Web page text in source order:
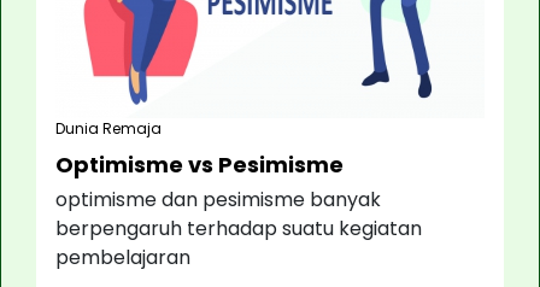
Dunia Remaja
Optimisme vs Pesimisme
optimisme dan pesimisme banyak
berpengaruh terhadap suatu kegiatan
pembelajaran